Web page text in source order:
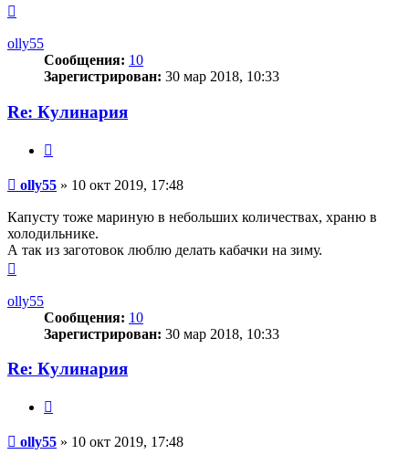
началу
olly55
Сообщения: 10
Зарегистрирован: 30 мар 2018, 10:33
Re: Кулинария
Сообщение
olly55 » 10 окт 2019, 17:48
Капусту тоже мариную в небольших количествах, храню в
холодильнике.
А так из заготовок люблю делать кабачки на зиму.
началу
olly55
Сообщения: 10
Зарегистрирован: 30 мар 2018, 10:33
Re: Кулинария
Сообщение
olly55 » 10 окт 2019, 17:48